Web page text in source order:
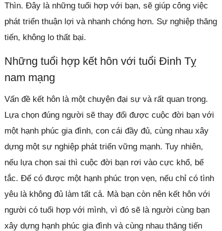
Thìn. Đây là những tuổi hợp với bạn, sẽ giúp công việc
phát triển thuận lợi và nhanh chóng hơn. Sự nghiệp thăng
tiến, không lo thất bại.
Những tuổi hợp kết hôn với tuổi Đinh Tỵ
nam mạng
Vấn đề kết hôn là một chuyện đại sự và rất quan trọng.
Lựa chọn đúng người sẽ thay đổi được cuộc đời bạn với
một hạnh phúc gia đình, con cái đầy đủ, cùng nhau xây
dựng một sự nghiệp phát triển vững mạnh. Tuy nhiên,
nếu lựa chọn sai thì cuộc đời bạn rơi vào cực khổ, bế
tắc. Để có được một hạnh phúc trọn vẹn, nếu chỉ có tình
yêu là không đủ làm tất cả. Mà bạn còn nên kết hôn với
người có tuổi hợp với mình, vì đó sẽ là người cùng bạn
xây dựng hạnh phúc gia đình và cùng nhau thăng tiến